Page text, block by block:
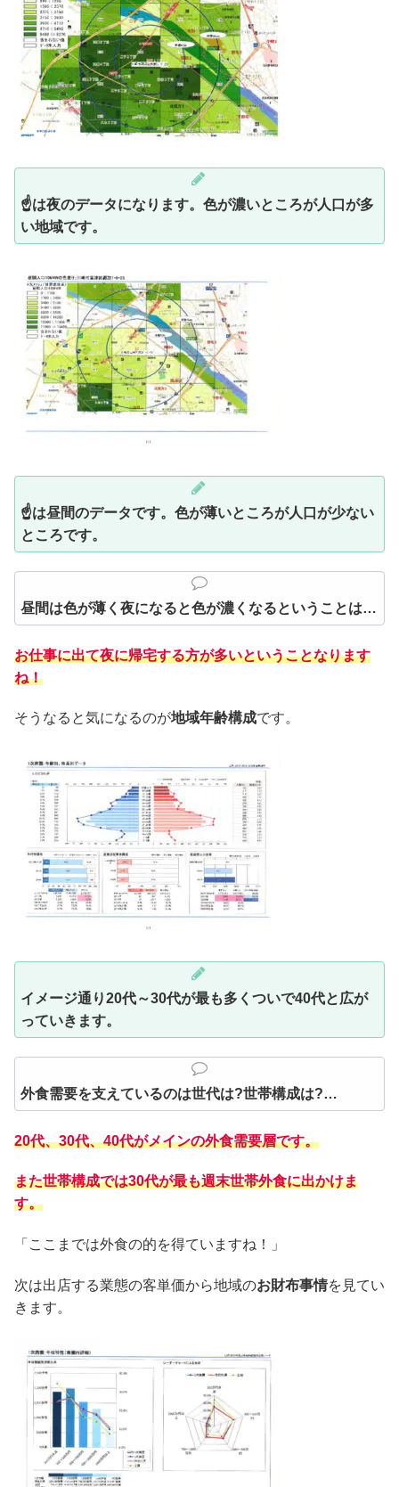
☝は夜のデータになります。色が濃いところが人口が多
い地域です。
☝は昼間のデータです。色が薄いところが人口が少ない
ところです。
昼間は色が薄く夜になると色が濃くなるということは…
お仕事に出て夜に帰宅する方が多いということなります
ね！
そうなると気になるのが地域年齢構成です。
イメージ通り20代～30代が最も多くついで40代と広が
っていきます。
外食需要を支えているのは世代は?世帯構成は?…
20代、30代、40代がメインの外食需要層です。
また世帯構成では30代が最も週末世帯外食に出かけま
す。
「ここまでは外食の的を得ていますね！」
次は出店する業態の客単価から地域のお財布事情を見てい
きます。